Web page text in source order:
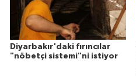
Diyarbakır'daki fırıncılar
"nöbetçi sistemi"ni istiyor